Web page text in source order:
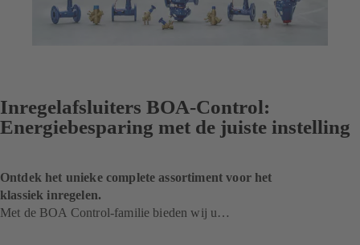
Inregelafsluiters BOA-Control:
Energiebesparing met de juiste instelling
Ontdek het unieke complete assortiment voor het
klassiek inregelen.
Met de BOA Control-familie bieden wij u…